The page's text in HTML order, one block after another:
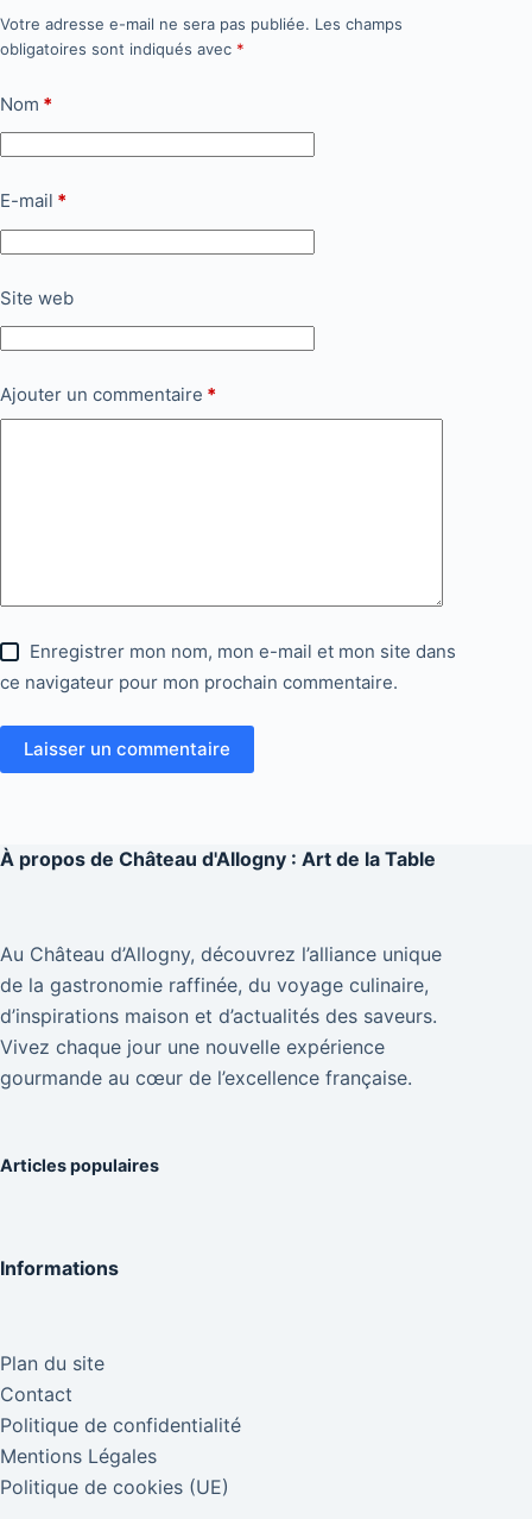
Votre adresse e-mail ne sera pas publiée. Les champs
obligatoires sont indiqués avec *
Nom *
E-mail *
Site web
Ajouter un commentaire *
Enregistrer mon nom, mon e-mail et mon site dans
ce navigateur pour mon prochain commentaire.
Laisser un commentaire
À propos de Château d'Allogny : Art de la Table
Au Château d’Allogny, découvrez l’alliance unique
de la gastronomie raffinée, du voyage culinaire,
d’inspirations maison et d’actualités des saveurs.
Vivez chaque jour une nouvelle expérience
gourmande au cœur de l’excellence française.
Articles populaires
Informations
Plan du site
Contact
Politique de confidentialité
Mentions Légales
Politique de cookies (UE)